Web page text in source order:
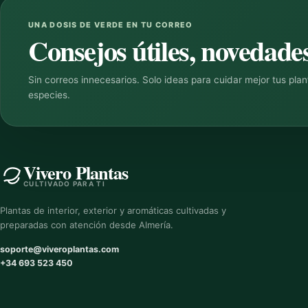
UNA DOSIS DE VERDE EN TU CORREO
Consejos útiles,
Sin correos innecesarios. Solo ideas para cuidar mejor tus
especies.
Vivero Plantas
CULTIVADO PARA TI
Plantas de interior, exterior y aromáticas cultivadas y
preparadas con atención desde Almería.
soporte@viveroplantas.com
+34 693 523 450